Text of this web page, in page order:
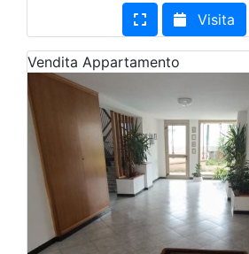
Visita
Vendita Appartamento